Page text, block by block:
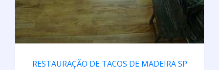
RESTAURAÇÃO DE TACOS DE MADEIRA SP